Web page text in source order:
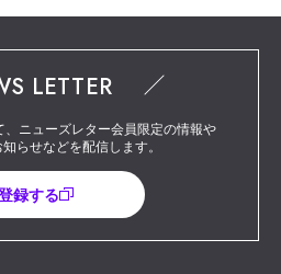
LETTER
ニューズレター会員限定の情報や
らせなどを配信します。
録する